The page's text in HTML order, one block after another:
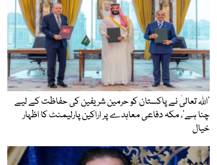
’اللہ تعالیٰ نے پاکستان کو حرمین شریفین کی حفاظت کے لیے
چنا ہے‘، مکہ دفاعی معاہدے پر اراکین پارلیمنٹ کا اظہار
خیال